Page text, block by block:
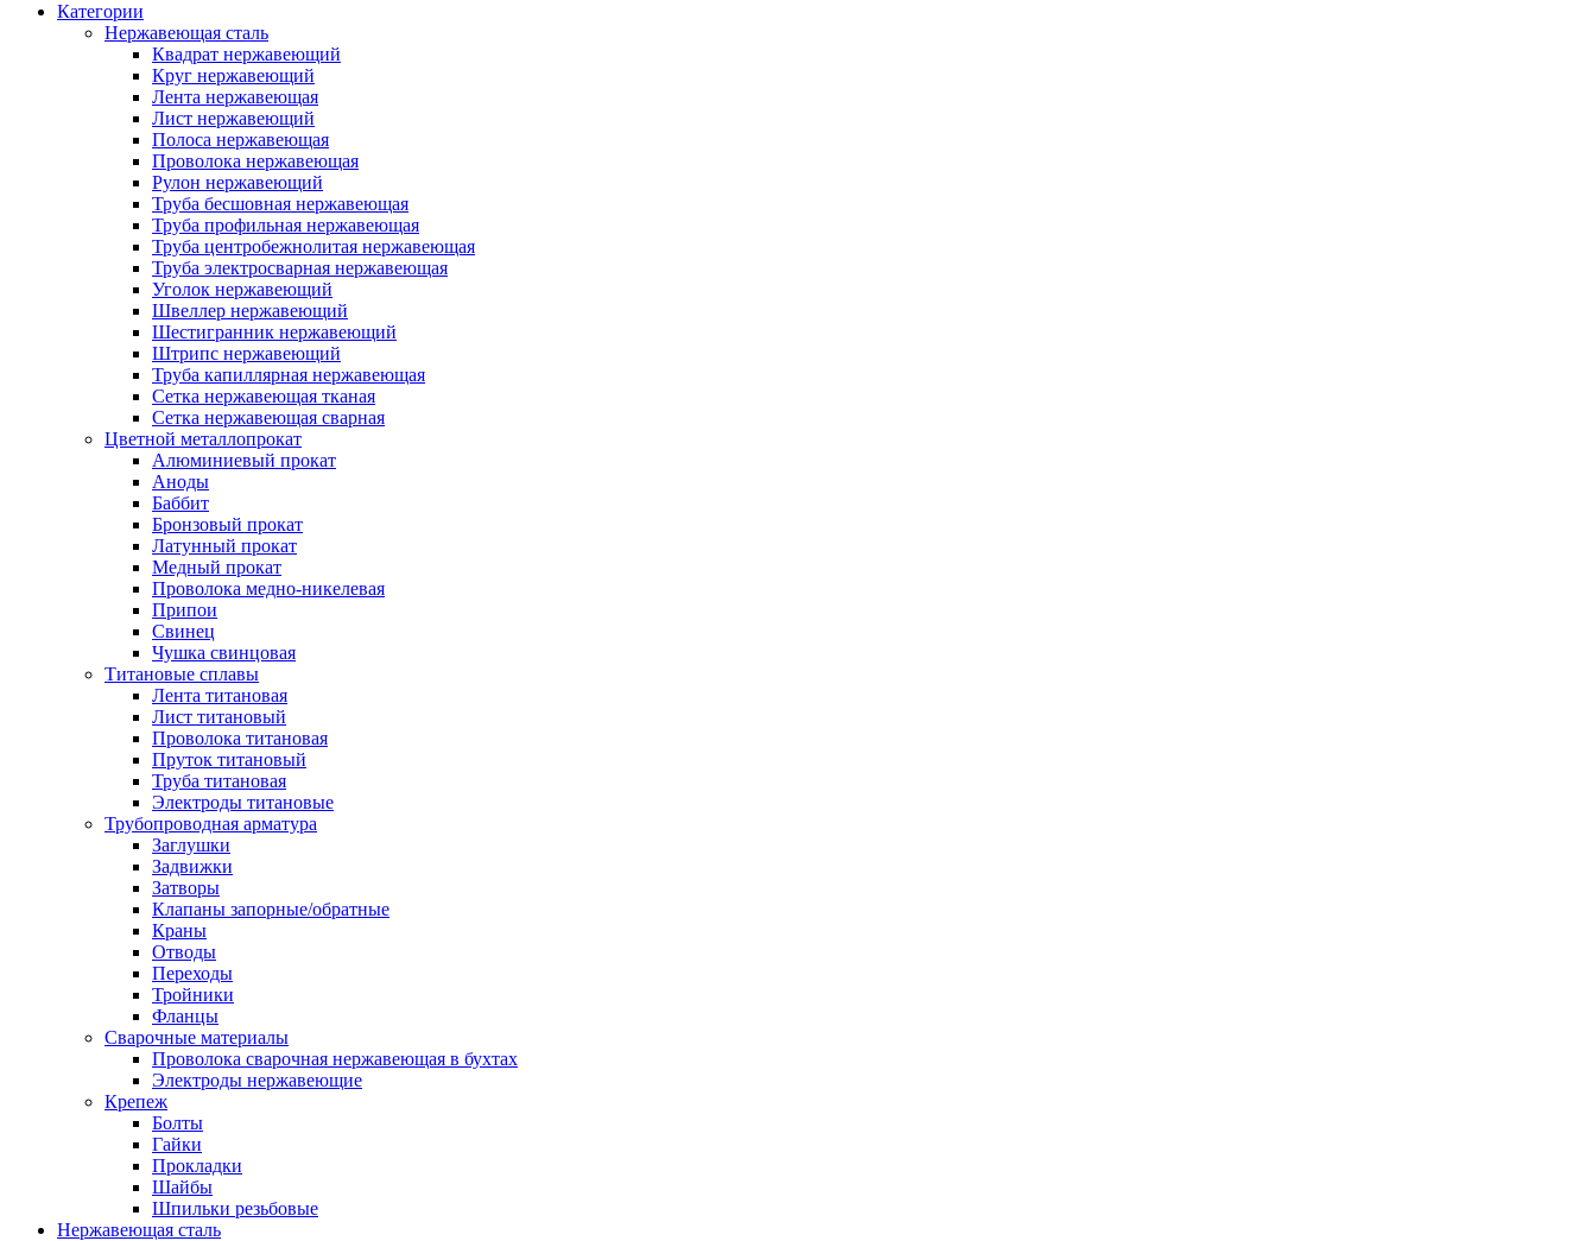
Категории
Нержавеющая сталь
Квадрат нержавеющий
Круг нержавеющий
Лента нержавеющая
Лист нержавеющий
Полоса нержавеющая
Проволока нержавеющая
Рулон нержавеющий
Труба бесшовная нержавеющая
Труба профильная нержавеющая
Труба центробежнолитая нержавеющая
Труба электросварная нержавеющая
Уголок нержавеющий
Швеллер нержавеющий
Шестигранник нержавеющий
Штрипс нержавеющий
Труба капиллярная нержавеющая
Сетка нержавеющая тканая
Сетка нержавеющая сварная
Цветной металлопрокат
Алюминиевый прокат
Аноды
Баббит
Бронзовый прокат
Латунный прокат
Медный прокат
Проволока медно-никелевая
Припои
Свинец
Чушка свинцовая
Титановые сплавы
Лента титановая
Лист титановый
Проволока титановая
Пруток титановый
Труба титановая
Электроды титановые
Трубопроводная арматура
Заглушки
Задвижки
Затворы
Клапаны запорные/обратные
Краны
Отводы
Переходы
Тройники
Фланцы
Сварочные материалы
Проволока сварочная нержавеющая в бухтах
Электроды нержавеющие
Крепеж
Болты
Гайки
Прокладки
Шайбы
Шпильки резьбовые
Нержавеющая сталь